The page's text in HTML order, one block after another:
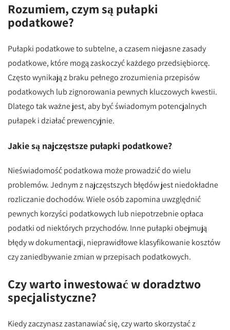
Rozumiem, czym są pułapki
podatkowe?
Pułapki podatkowe to subtelne, a czasem niejasne zasady
podatkowe, które mogą zaskoczyć każdego przedsiębiorcę.
Często wynikają z braku pełnego zrozumienia przepisów
podatkowych lub zignorowania pewnych kluczowych kwestii.
Dlatego tak ważne jest, aby być świadomym potencjalnych
pułapek i działać prewencyjnie.
Jakie są najczęstsze pułapki podatkowe?
Nieświadomość podatkowa może prowadzić do wielu
problemów. Jednym z najczęstszych błędów jest niedokładne
rozliczanie dochodów. Wiele osób zapomina uwzględnić
pewnych korzyści podatkowych lub niepotrzebnie opłaca
podatki od niektórych przychodów. Inne pułapki obejmują
błędy w dokumentacji, nieprawidłowe klasyfikowanie kosztów
czy zaniedbywanie zmian w przepisach podatkowych.
Czy warto inwestować w doradztwo
specjalistyczne?
Kiedy zaczynasz zastanawiać się, czy warto skorzystać z